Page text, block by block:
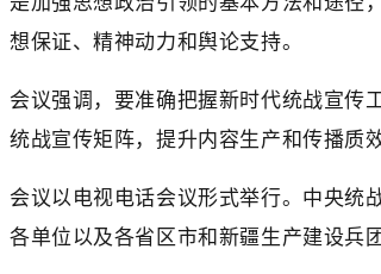
想保证、精神动力和舆论支持。
会议强调，要准确把握新时代统战宣传
统战宣传矩阵，提升内容生产和传播质
会议以电视电话会议形式举行。中央统
各单位以及各省区市和新疆生产建设兵